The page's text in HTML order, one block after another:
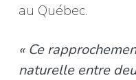
au Québec.
« Ce
naturelle entre